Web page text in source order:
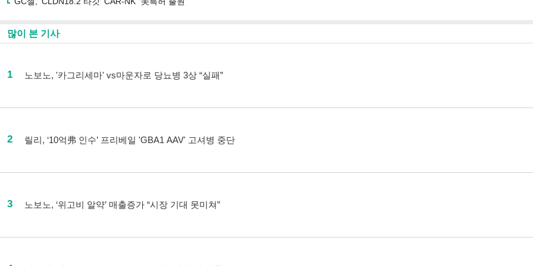
많이 본 기사
1 노보노, '카그리세마' vs마운자로 당뇨병 3상 “실패”
2 릴리, ‘10억弗 인수’ 프리베일 'GBA1 AAV' 고셔병 중단
3 노보노, ‘위고비 알약’ 매출증가 “시장 기대 못미쳐”